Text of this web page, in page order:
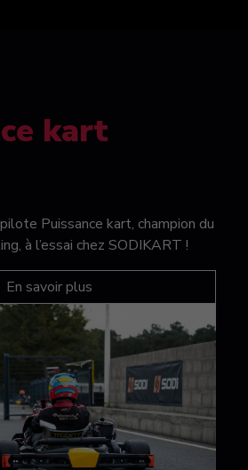
kart
Puissance kart, champion du
à l’essai chez SODIKART !
En savoir plus